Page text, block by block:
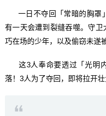
一日不夺回「常暗的胸罩
有一天会遭到裂缝吞噬。守
巧在场的少年，以及偷窃未遂
这3人奉命要透过「光明
落！3人为了夺回，即将拉开壮